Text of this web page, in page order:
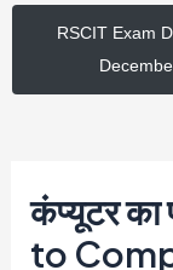
RSCIT Exam
कंप्यूटर
to